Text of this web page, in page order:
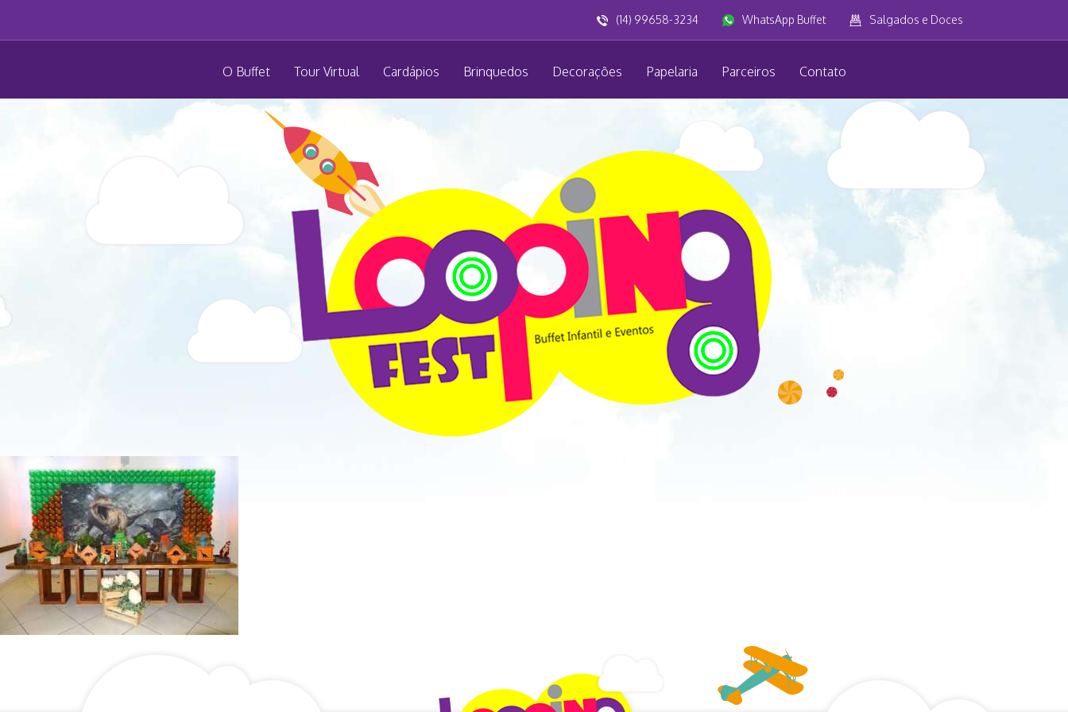
(14) 99658-3234 WhatsApp Buffet Salgados e Doces
O Buffet Tour Virtual Cardápios Brinquedos Decorações Papelaria Parceiros Contato